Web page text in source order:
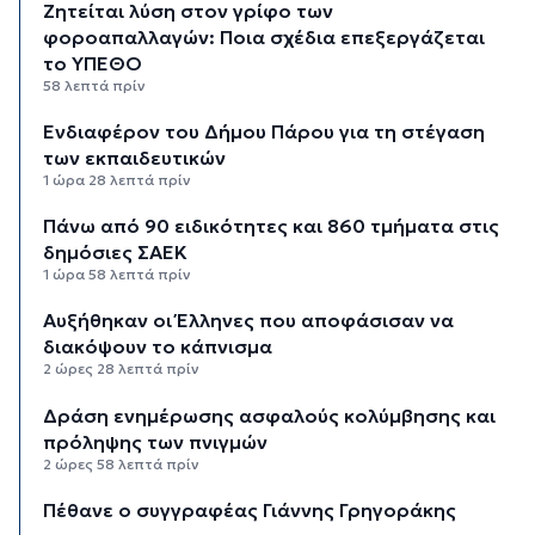
Ζητείται λύση στον γρίφο των
φοροαπαλλαγών: Ποια σχέδια επεξεργάζεται
το ΥΠΕΘΟ
58 λεπτά πρίν
Ενδιαφέρον του Δήμου Πάρου για τη στέγαση
των εκπαιδευτικών
1 ώρα 28 λεπτά πρίν
Πάνω από 90 ειδικότητες και 860 τμήματα στις
δημόσιες ΣΑΕΚ
1 ώρα 58 λεπτά πρίν
Αυξήθηκαν οι Έλληνες που αποφάσισαν να
διακόψουν το κάπνισμα
2 ώρες 28 λεπτά πρίν
Δράση ενημέρωσης ασφαλούς κολύμβησης και
πρόληψης των πνιγμών
2 ώρες 58 λεπτά πρίν
Πέθανε ο συγγραφέας Γιάννης Γρηγοράκης